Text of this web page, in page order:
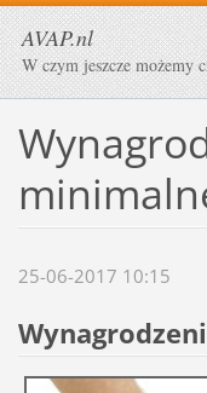
AVAP.nl
W czym jeszcze możemy
25-06-2017 10:15